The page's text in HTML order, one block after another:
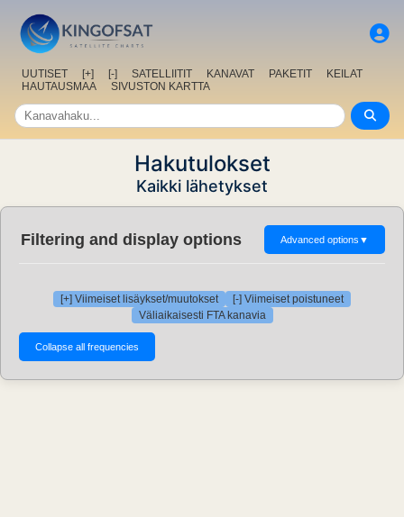
UUTISET [+] [-] SATELLIITIT KANAVAT PAKETIT
KEILAT
HAUTAUSMAA
SIVUSTON KARTTA
Hakutulokset
Kaikki lähetykset
Filtering and display options Advanced options ▼
[+] Viimeiset lisäykset/muutokset
[-] Viimeiset poistuneet
Väliaikaisesti FTA kanavia